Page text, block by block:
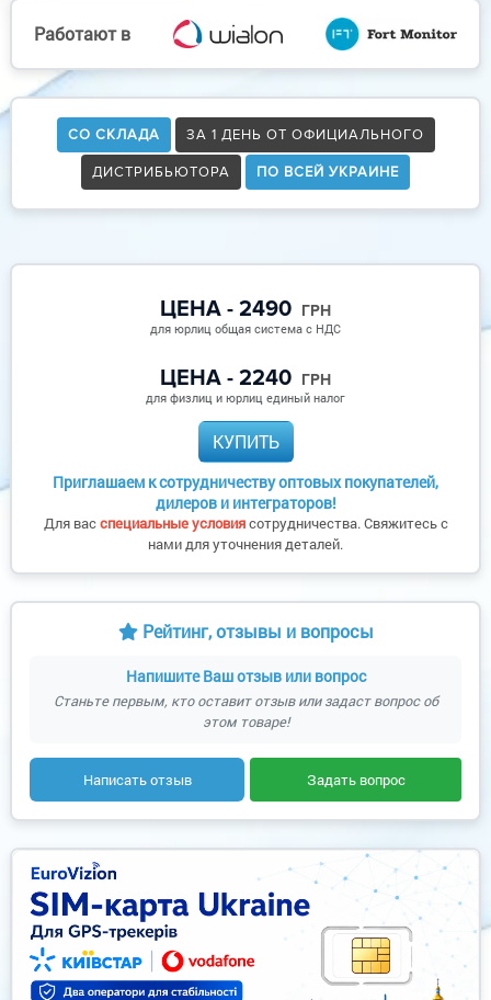
Работают в
СО СКЛАДА ЗА 1 ДЕНЬ ОТ ОФИЦИАЛЬНОГО
ДИСТРИБЬЮТОРА ПО ВСЕЙ УКРАИНЕ
ЦЕНА - 2490 ГРН
для юрлиц общая система с НДС
ЦЕНА - 2240 ГРН
для физлиц и юрлиц единый налог
КУПИТЬ
Приглашаем к сотрудничеству оптовых покупателей,
дилеров и интеграторов!
Для васспециальные условиясотрудничества. Свяжитесь с
нами для уточнения деталей.
Рейтинг, отзывы и вопросы
Напишите Ваш отзыв или вопрос
Станьте первым, кто оставит отзыв или задаст вопрос об
этом товаре!
Написать отзыв Задать вопрос